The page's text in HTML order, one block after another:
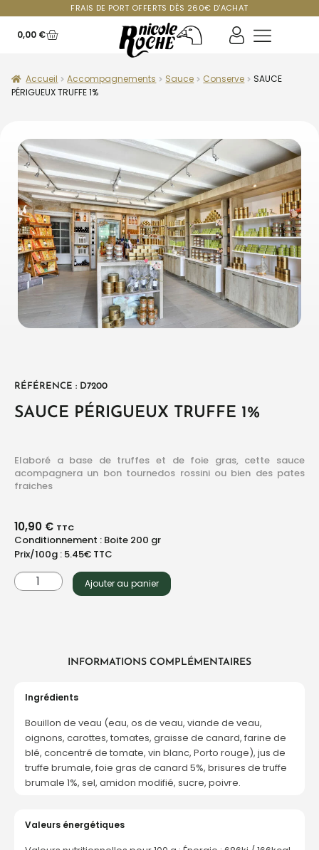
FRAIS DE PORT OFFERTS DÈS 260€ D'ACHAT
0,00 €
Accueil Accompagnements Sauce Conserve
SAUCE
PÉRIGUEUX TRUFFE 1%
RÉFÉRENCE : D7200
SAUCE PÉRIGUEUX TRUFFE 1%
Elaboré a base de truffes et de foie gras, cette sauce
acompagnera un bon tournedos rossini ou bien des pates
fraiches
10,90 € TTC
Conditionnement : Boite 200 gr
Prix/100g : 5.45€ TTC
Ajouter au panier
INFORMATIONS COMPLÉMENTAIRES
Ingrédients
Bouillon de veau (eau, os de veau, viande de veau,
oignons, carottes, tomates, graisse de canard, farine de
blé, concentré de tomate, vin blanc, Porto rouge), jus de
truffe brumale, foie gras de canard 5%, brisures de truffe
brumale 1%, sel, amidon modifié, sucre, poivre.
Valeurs énergétiques